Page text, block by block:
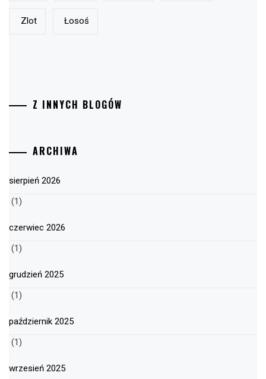
Zlot Łosoś
Z INNYCH BLOGÓW
ARCHIWA
sierpień 2026
(1)
czerwiec 2026
(1)
grudzień 2025
(1)
październik 2025
(1)
wrzesień 2025